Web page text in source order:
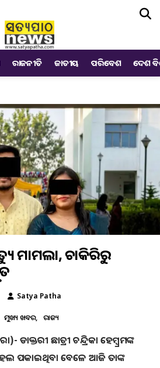
ରାଜନୀତି ଜାତୀୟ ପରିବେଶ ଦେଶ
ମୃତ୍ୟୁ ମାମଲା, ଚାକିରିରୁ
Satya Patha
ମୁଖ୍ୟ ଖବର ରାଜ୍ୟ
ଛାତ୍ରୀ ଚନ୍ଦ୍ରିକା ହେମ୍ବ୍ରମଙ୍କ
ପକାଇଥିବା ବେଳେ ଆଜି ତାଙ୍କ